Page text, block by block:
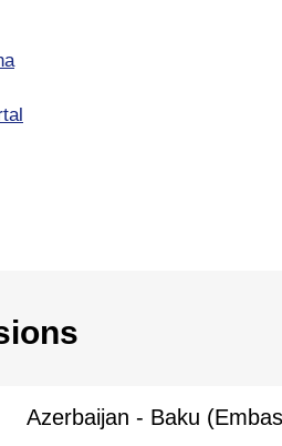
Azerbaijan - Baku